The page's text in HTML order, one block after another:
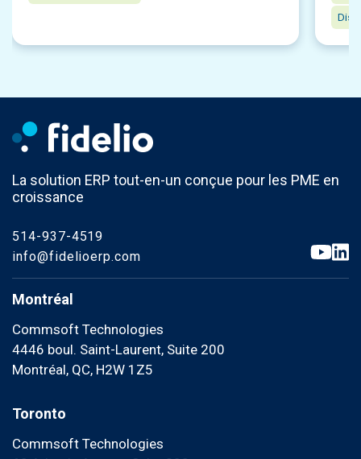
La solution ERP tout-en-un conçue pour les PME en
croissance
514-937-4519
info@fidelioerp.com
Montréal
Commsoft Technologies
4446 boul. Saint-Laurent, Suite 200
Montréal, QC, H2W 1Z5
Toronto
Commsoft Technologies